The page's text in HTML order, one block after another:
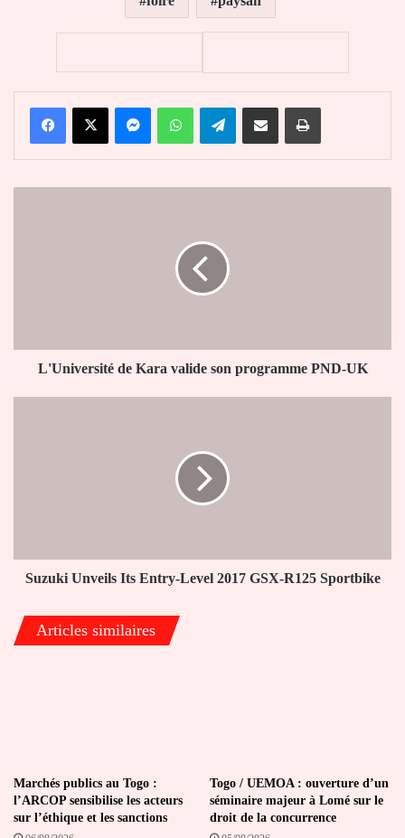
FacebookX MessengerWhatsAppTelegramPartager par email Imprimer
L'Université de Kara valide son programme PND-UK
Sportbike
Suzuki Unveils Its Entry-Level 2017 GSX-R125 Sportbike
Articles similaires
Marchés publics au Togo :
l’ARCOP sensibilise les acteurs
sur l’éthique et les sanctions
Togo / UEMOA : ouverture d’un
séminaire majeur à Lomé sur le
droit de la concurrence